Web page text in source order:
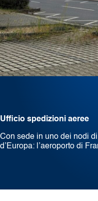
Ufficio spedizioni aeree
Con sede in uno dei nodi
d’Europa: l’aeroporto di